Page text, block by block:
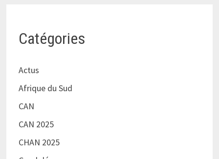
Catégories
Actus
Afrique du Sud
CAN
CAN 2025
CHAN 2025